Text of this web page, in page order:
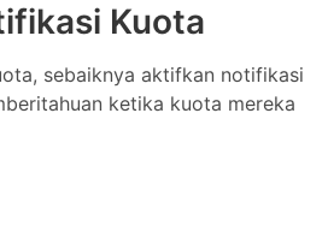
Kuota
sebaiknya aktifkan notifikasi
ketika kuota mereka